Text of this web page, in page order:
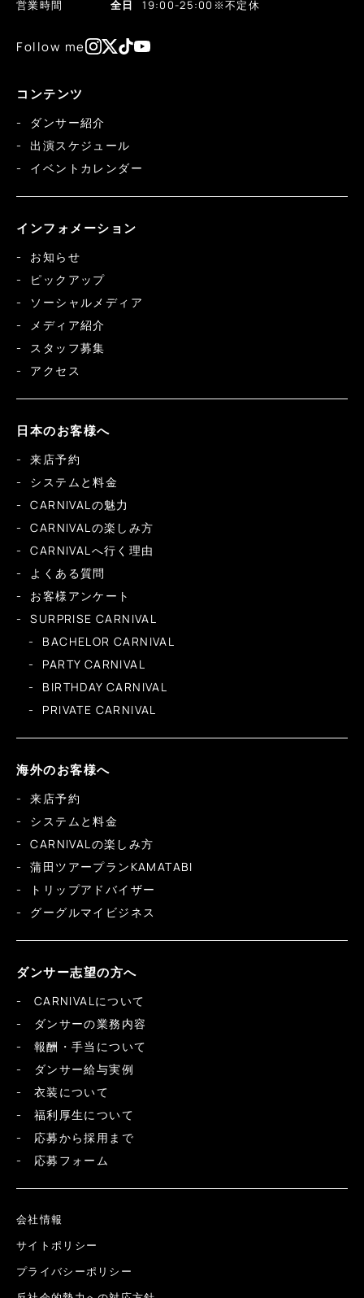
営業時間 全日 19:00-25:00 ※不定休
Follow me
コンテンツ
ダンサー紹介
出演スケジュール
イベントカレンダー
インフォメーション
お知らせ
ピックアップ
ソーシャルメディア
メディア紹介
スタッフ募集
アクセス
日本のお客様へ
来店予約
システムと料金
CARNIVALの魅力
CARNIVALの楽しみ方
CARNIVALへ行く理由
よくある質問
お客様アンケート
SURPRISE CARNIVAL
BACHELOR CARNIVAL
PARTY CARNIVAL
BIRTHDAY CARNIVAL
PRIVATE CARNIVAL
海外のお客様へ
来店予約
システムと料金
CARNIVALの楽しみ方
蒲田ツアープランKAMATABI
トリップアドバイザー
グーグルマイビジネス
ダンサー志望の方へ
CARNIVALについて
ダンサーの業務内容
報酬・手当について
ダンサー給与実例
衣装について
福利厚生について
応募から採用まで
応募フォーム
会社情報
サイトポリシー
プライバシーポリシー